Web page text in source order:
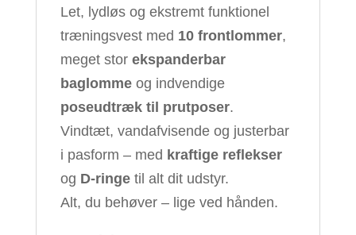
Let, lydløs og ekstremt funktionel
træningsvest med 10 frontlommer,
meget stor ekspanderbar
baglommeog indvendige
poseudtræk til prutposer.
Vindtæt, vandafvisende og justerbar
i pasform – med kraftige reflekser
og D-ringetil alt dit udstyr.
Alt, du behøver – lige ved hånden.